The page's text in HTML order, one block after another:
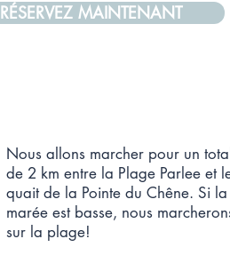
RÉSERVEZ MAINTENANT
Nous allons marcher pour un total
de 2 km entre la Plage Parlee et
quait de la Pointe du Chêne. Si la
marée est basse, nous
sur la plage!